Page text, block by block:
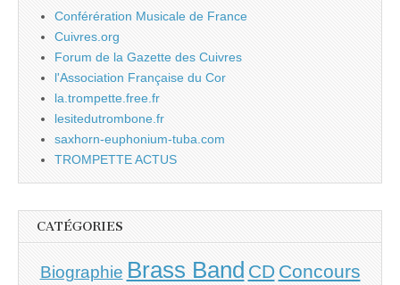
Conférération Musicale de France
Cuivres.org
Forum de la Gazette des Cuivres
l'Association Française du Cor
la.trompette.free.fr
lesitedutrombone.fr
saxhorn-euphonium-tuba.com
TROMPETTE ACTUS
CATÉGORIES
Biographie Brass Band CD Concours